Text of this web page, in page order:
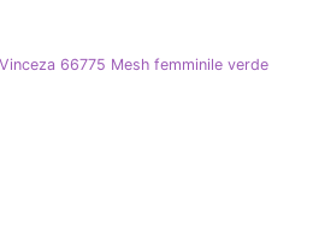
66775 Mesh femminile verde